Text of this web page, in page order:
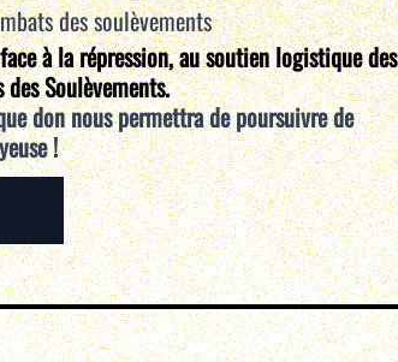
des soulèvements
à la répression, au soutien logistique des
Soulèvements.
don nous permettra de poursuivre de
!